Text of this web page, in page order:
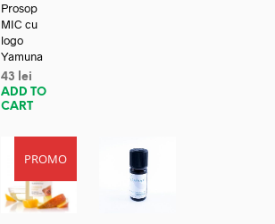
Prosop
MIC cu
logo
Yamuna
43
lei
ADD TO
CART
PROMO